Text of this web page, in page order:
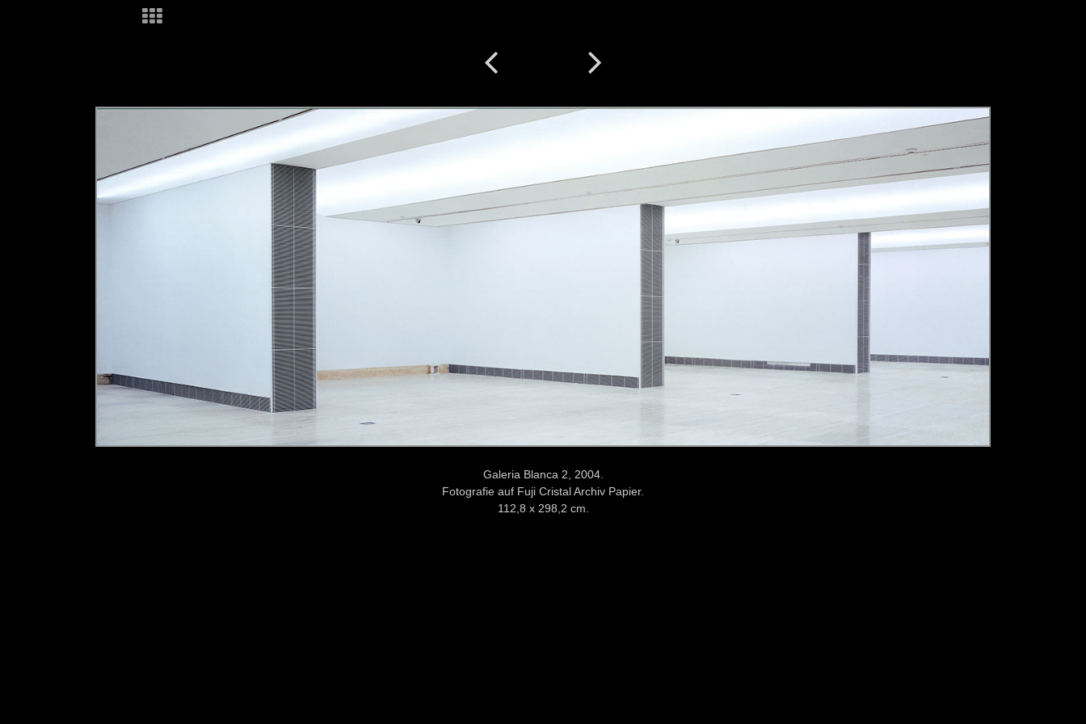
Galeria Blanca 2, 2004.
Fotografie auf Fuji Cristal Archiv Papier.
112,8 x 298,2 cm.